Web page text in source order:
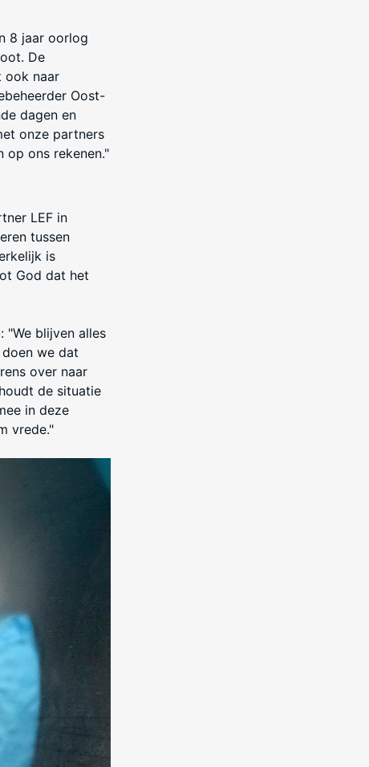
8 jaar oorlog
De
ook naar
Oost-
dagen en
onze partners
op ons rekenen."
LEF in
tussen
is
God dat het
"We blijven alles
we dat
over naar
de situatie
in deze
vrede."